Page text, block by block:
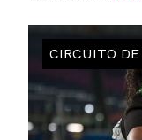
CIRCUITO